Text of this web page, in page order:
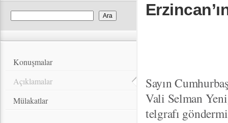
Konuşmalar
Açıklamalar
Mülakatlar
Sayın
Vali Selman
telgrafı